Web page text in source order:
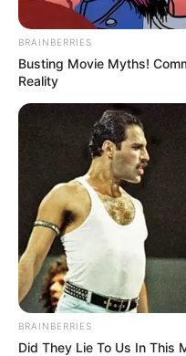
(8) Vcte de Jodelet est
Bordeaux, il devra
visible, et la monte
faire la différence.
(11) Souvenir
deux courses de
compétitive. Placé
corde et une belle
dans ce contexte
BRAINBERRIES
Busting Movie Myths!
Reality
BRAINBERRIES
Did They Lie To Us In This